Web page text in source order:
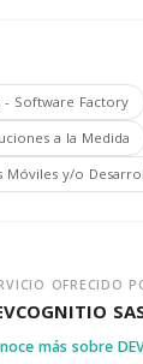
- Software Factory
a la Medida
Móviles y/o
OFRECIDO
más sobre